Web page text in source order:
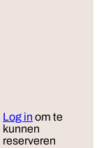
Log in om te
kunnen
reserveren